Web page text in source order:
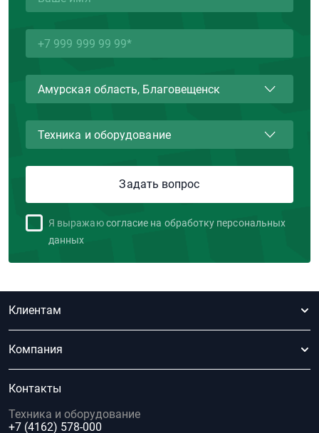
Я выражаю согласие на обработку персональных
данных
Клиентам
Компания
Контакты
Техника и оборудование
+7 (4162) 578-000